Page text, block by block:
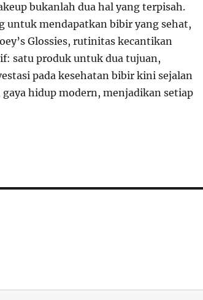
bukanlah dua hal yang terpisah.
untuk mendapatkan bibir yang sehat,
Glossies, rutinitas kecantikan
satu produk untuk dua tujuan,
pada kesehatan bibir kini sejalan
hidup modern, menjadikan setiap